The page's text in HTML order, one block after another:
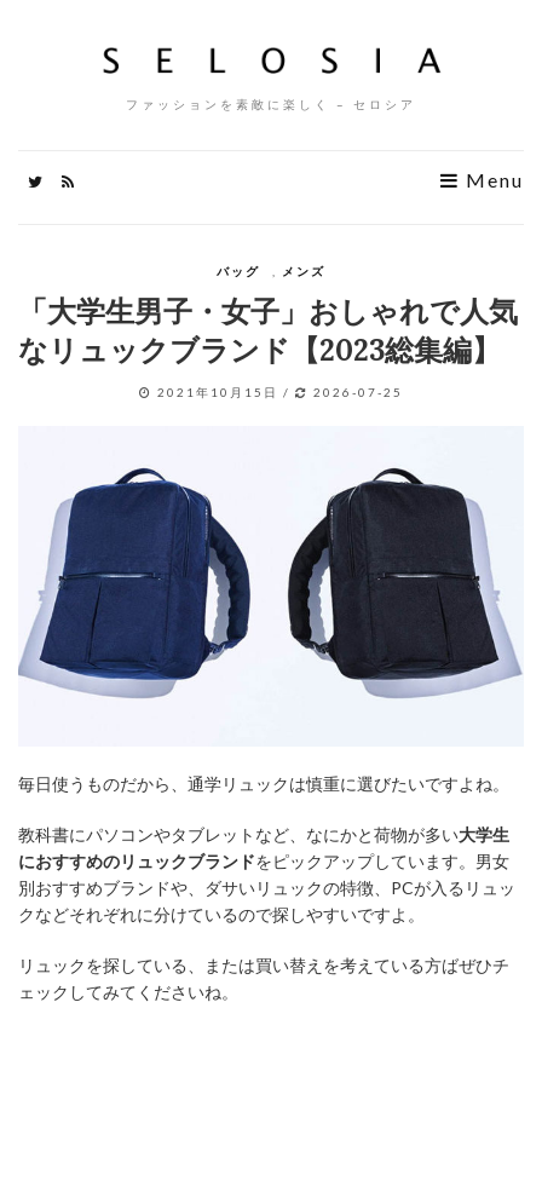
ファッションを素敵に楽しく – セロシア
Menu
バッグ メンズ
「大学生男子・女子」おしゃれで人気
なリュックブランド【2023総集編】
2021年10月15日 / 2026-07-25
毎日使うものだから、通学リュックは慎重に選びたいですよね。
教科書にパソコンやタブレットなど、なにかと荷物が多い大学生
におすすめのリュックブランドをピックアップしています。男女
別おすすめブランドや、ダサいリュックの特徴、PCが入るリュッ
クなどそれぞれに分けているので探しやすいですよ。
リュックを探している、または買い替えを考えている方ばぜひチ
ェックしてみてくださいね。